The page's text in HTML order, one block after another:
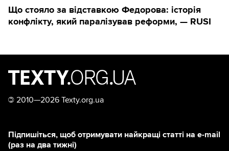
Що стояло за відставкою Федорова: історія
конфлікту, який паралізував реформи, — RUSI
© 2010—2026 Texty.org.ua
Підпишіться, щоб отримувати найкращі статті на e-mail
(раз на два тижні)